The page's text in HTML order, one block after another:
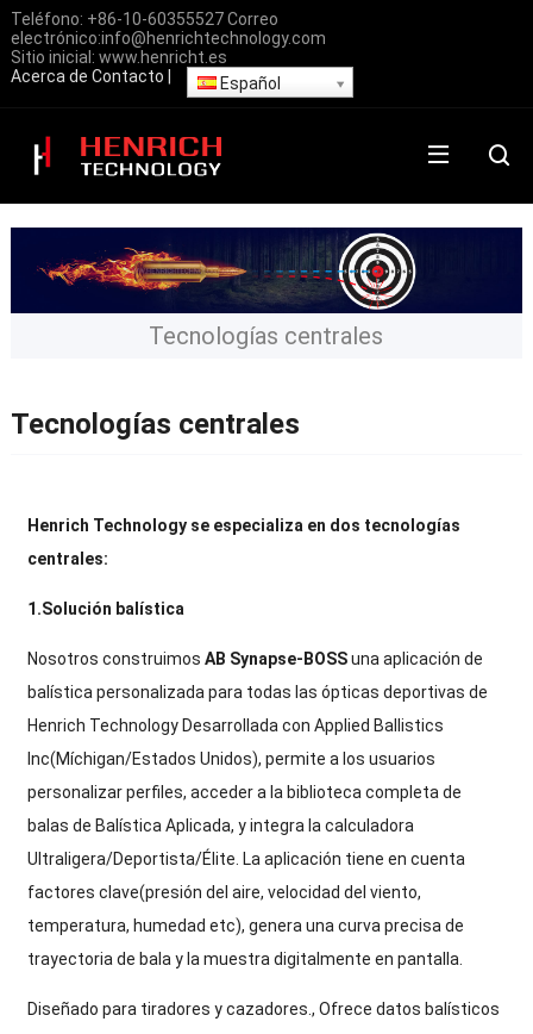
Teléfono: +86-10-60355527Correo
electrónico:info@henrichtechnology.com
Sitio inicial: www.henricht.es
Acerca de Contacto Español
Tecnologías centrales
Tecnologías centrales
Henrich Technology se especializa en dos tecnologías
centrales:
1.Solución balística
Nosotros construimosAB Synapse-BOSSuna aplicación de
balística personalizada para todas las ópticas deportivas de
Henrich Technology Desarrollada con Applied Ballistics
Inc(Míchigan/Estados Unidos), permite a los usuarios
personalizar perfiles, acceder a la biblioteca completa de
balas de Balística Aplicada, yintegra la calculadora
Ultraligera/Deportista/Élite. La aplicación tiene en cuenta
factores clave(presión del aire, velocidad del viento,
temperatura, humedad etc), genera una curva precisa de
trayectoria de bala y la muestra digitalmente en pantalla.
Diseñado para tiradores y cazadores., Ofrece datos balísticos